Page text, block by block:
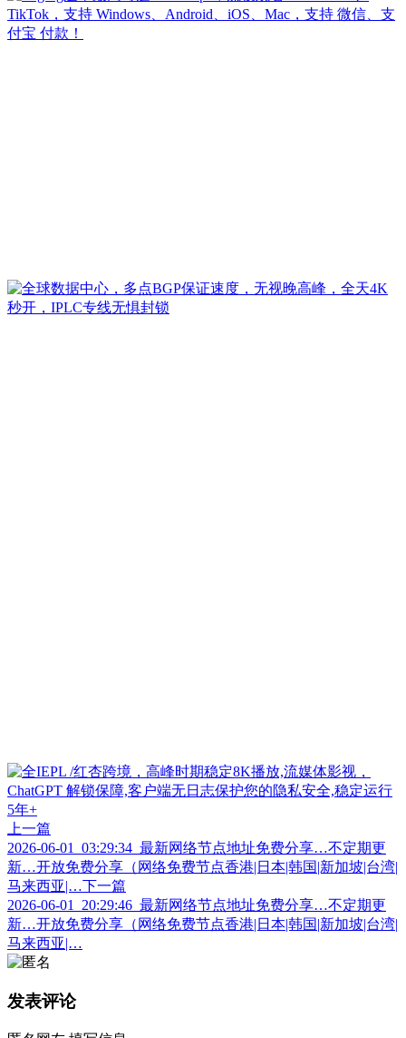
上一篇
2026-06-01_03:29:34_最新网络节点地址免费分享…不定期更
新…开放免费分享（网络免费节点香港|日本|韩国|新加坡|台湾|
马来西亚|… 下一篇
2026-06-01_20:29:46_最新网络节点地址免费分享…不定期更
新…开放免费分享（网络免费节点香港|日本|韩国|新加坡|台湾|
马来西亚|…
发表评论